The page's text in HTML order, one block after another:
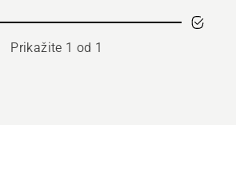
Prikažite 1 od 1